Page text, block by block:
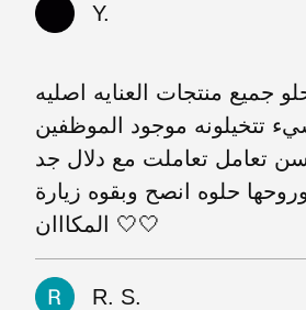
Y.
جميع منتجات العنايه اصليه
تتخيلونه موجود الموظفين
تعامل تعاملت مع دلال جد
حلوه انصح وبقوه زيارة
المكااان 🤍🤍
R. S.